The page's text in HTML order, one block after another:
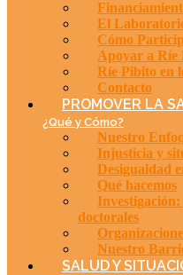
El
Cómo
Apoyar a Ríe
Ríe Pibito en
Contacto
PROMOVER LA
¿Qué y Cómo?
Nuestro
Injusticia y
Desigualdad
Qué hacemos
Investigación:
doctorales
Nuestro
SALUD Y